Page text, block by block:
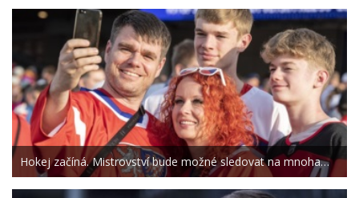
Hokej začíná. Mistrovství bude možné sledovat na mnoha…